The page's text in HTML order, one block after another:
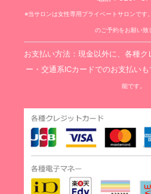
※当サロンは女性専用プライベートサロンです
のご予約をお願い致
お支払い方法：現金以外に、各種
ー・交通系ICカードでのお支払いも
能です。